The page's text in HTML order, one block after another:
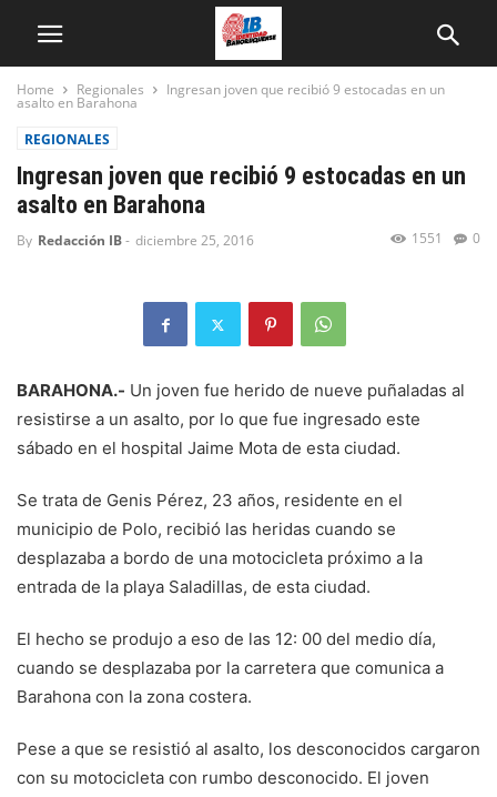
Home Regionales Ingresan joven que recibió 9 estocadas en un
asalto en Barahona
REGIONALES
Ingresan joven que recibió 9 estocadas en un
asalto en Barahona
By Redacción IB- diciembre 25, 2016 0
1551
BARAHONA.- Un joven fue herido de nueve puñaladas al
resistirse a un asalto, por lo que fue ingresado este
sábado en el hospital Jaime Mota de esta ciudad.
Se trata de Genis Pérez, 23 años, residente en el
municipio de Polo, recibió las heridas cuando se
desplazaba a bordo de una motocicleta próximo a la
entrada de la playa Saladillas, de esta ciudad.
El hecho se produjo a eso de las 12: 00 del medio día,
cuando se desplazaba por la carretera que comunica a
Barahona con la zona costera.
Pese a que se resistió al asalto, los desconocidos cargaron
con su motocicleta con rumbo desconocido. El joven